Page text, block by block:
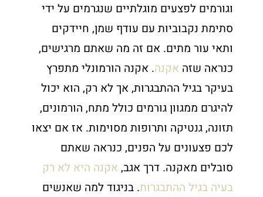
וגורמים לפצעים מוגלתיים שנגרמים על ידי
סתימת נקבוביות עם עודף שמן, חיידקים
ותאי עור מתים. אם זה מה שאתם מרגישים,
כנראה שזה אקנה. אקנה הורמונלי מתפרץ
בעיקר בגיל ההתבגרות, אך לא רק, הוא יכול
להיגרם ממגוון גורמים כולל מתח, הורמונים,
תזונה, גנטיקה ותרופות מסוימות. אז אם יצאו
לכם פצעונים על הפנים, כנראה שאתם
סובלים מאקנה. דרך אגב, אקנה היא לא רק
בעיה בגיל ההתבגרות. בניגוד למה שאנשים